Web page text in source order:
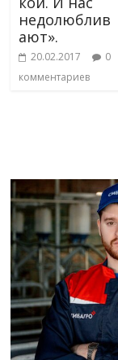
недолюблив
ают».
20.02.2017
0
комментариев